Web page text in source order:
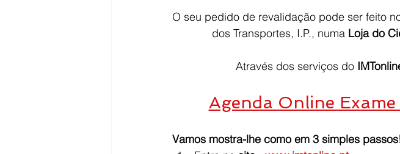
O seu pedido de revalidação pode ser feito
dos Transportes, I.P., numa Loja do
Através dos serviços do
Agenda Online Exame
Vamos mostra-lhe como em 3 simples